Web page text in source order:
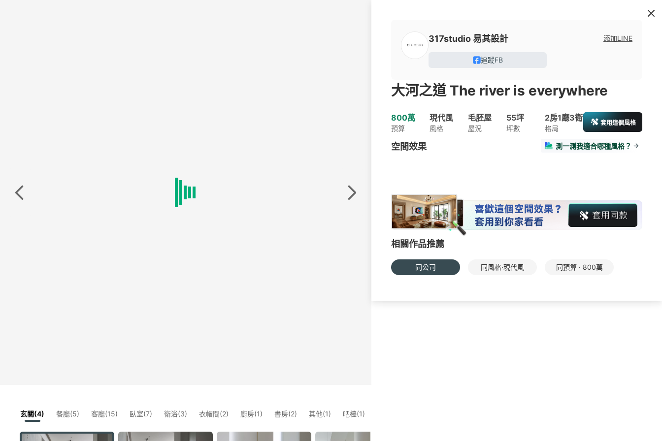
玄關(4) 餐廳(5) 客廳(15) 臥室(7) 衛浴(3) 衣帽間(2) 廚房(1) 書房(2) 其他(1) 吧檯(1)
317studio 易其設計 添加LINE
追蹤FB
大河之道 The river is everywhere
800萬
預算
現代風
風格
毛胚屋
屋況
55坪
坪數
2房1廳3衛
格局
套用這個風格
空間效果 測一測我適合哪種風格？
相關作品推薦
同公司 同風格·現代風 同預算 · 800萬